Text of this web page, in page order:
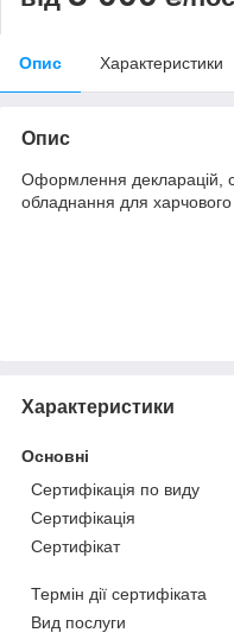
Опис Характеристики
Опис
Оформлення декларацій,
обладнання для
Характеристики
Основні
Сертифікація по виду
Сертифікація
Сертифікат
Термін дії сертифіката
Вид послуги